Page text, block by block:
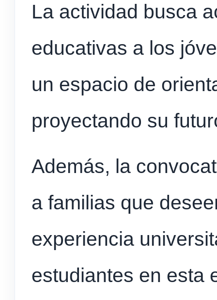
La actividad busca
educativas a los
un espacio de
proyectando su
Además, la
a familias que
experiencia
estudiantes en esta